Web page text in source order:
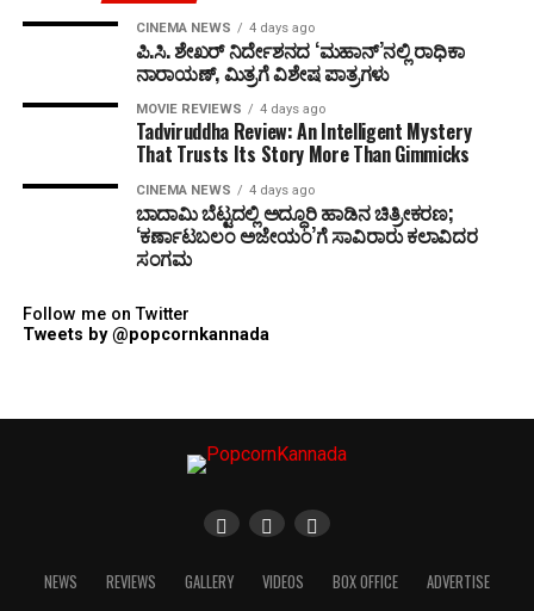
CINEMA NEWS 4 days ago
ಪಿ.ಸಿ. ಶೇಖರ್ ನಿರ್ದೇಶನದ ‘ಮಹಾನ್’ನಲ್ಲಿ ರಾಧಿಕಾ
ನಾರಾಯಣ್, ಮಿತ್ರಗೆ ವಿಶೇಷ ಪಾತ್ರಗಳು
MOVIE REVIEWS 4 days ago
Tadviruddha Review: An Intelligent Mystery
That Trusts Its Story More Than Gimmicks
CINEMA NEWS 4 days ago
ಬಾದಾಮಿ ಬೆಟ್ಟದಲ್ಲಿ ಅದ್ಧೂರಿ ಹಾಡಿನ ಚಿತ್ರೀಕರಣ;
‘ಕರ್ಣಾಟಬಲಂ ಅಜೇಯಂ’ಗೆ ಸಾವಿರಾರು ಕಲಾವಿದರ
ಸಂಗಮ
Follow me on Twitter
Tweets by @popcornkannada
NEWS REVIEWS GALLERY VIDEOS BOX OFFICE ADVERTISE